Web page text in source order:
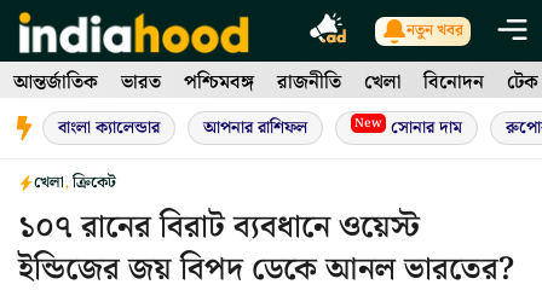
Skip
to
content
নতুন খবর
আন্তর্জাতিক ভারত পশ্চিমবঙ্গ রাজনীতি খেলা বিনোদন টেক
বাংলা ক্যালেন্ডার আপনার রাশিফল New সোনার দাম
খেলা,ক্রিকেট
১০৭ রানের বিরাট ব্যবধানে ওয়েস্ট
ইন্ডিজের জয় বিপদ ডেকে আনল ভারতের?